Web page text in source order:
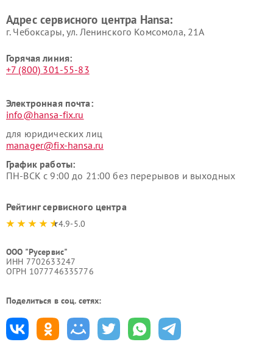
Адрес сервисного центра Hansa:
г. Чебоксары, ул. Ленинского Комсомола, 21А
Горячая линия:
+7 (800) 301-55-83
Электронная почта:
info@hansa-fix.ru
для юридических лиц
manager@fix-hansa.ru
График работы:
ПН-ВСК с 9:00 до 21:00 без перерывов и выходных
Рейтинг сервисного центра
4.9-5.0
ООО "Русервис"
ИНН 7702633247
ОГРН 1077746335776
Поделиться в соц. сетях: